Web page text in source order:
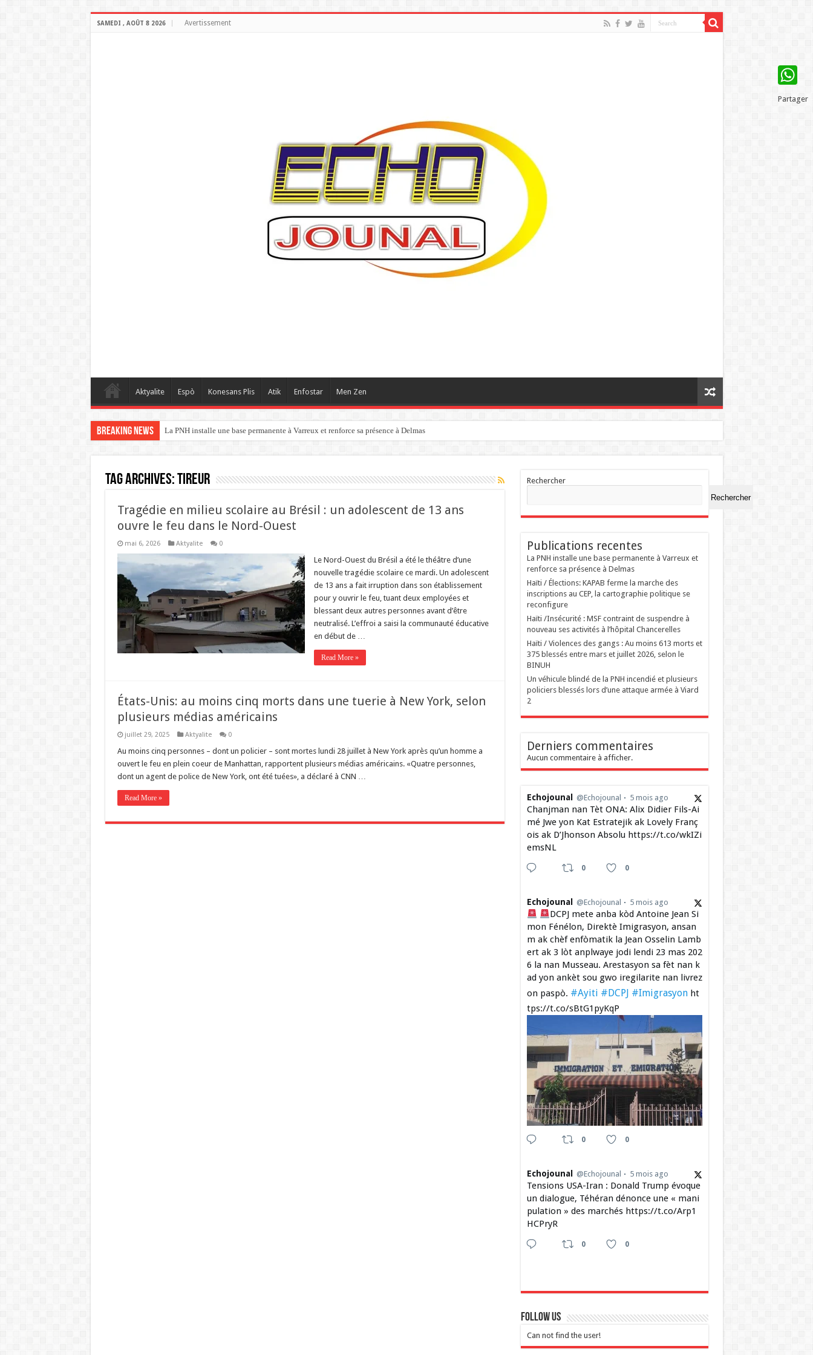
SAMEDI , AOÛT 8 2026 Avertissement
Aktyalite Espò Konesans Plis Atik Enfostar Men Zen
Breaking News La PNH installe une base permanente à Varreux et renforce sa présence à Delmas
Tag Archives:TIREUR
Tragédie en milieu scolaire au Brésil : un adolescent de 13 ans
ouvre le feu dans le Nord-Ouest
mai 6, 2026 Aktyalite 0
Le Nord-Ouest du Brésil a été le théâtre d’une
nouvelle tragédie scolaire ce mardi. Un adolescent
de 13 ans a fait irruption dans son établissement
pour y ouvrir le feu, tuant deux employées et
blessant deux autres personnes avant d’être
neutralisé. L’effroi a saisi la communauté éducative
en début de …
Read More »
États-Unis: au moins cinq morts dans une tuerie à New York, selon
plusieurs médias américains
juillet 29, 2025 Aktyalite 0
Au moins cinq personnes – dont un policier – sont mortes lundi 28 juillet à New York après qu’un homme a
ouvert le feu en plein coeur de Manhattan, rapportent plusieurs médias américains. «Quatre personnes,
dont un agent de police de New York, ont été tuées», a déclaré à CNN …
Read More »
Rechercher
Rechercher
Publications recentes
La PNH installe une base permanente à Varreux et
renforce sa présence à Delmas
Haïti / Élections: KAPAB ferme la marche des
inscriptions au CEP, la cartographie politique se
reconfigure
Haïti /Insécurité : MSF contraint de suspendre à
nouveau ses activités à l’hôpital Chancerelles
Haïti / Violences des gangs : Au moins 613 morts et
375 blessés entre mars et juillet 2026, selon le
BINUH
Un véhicule blindé de la PNH incendié et plusieurs
policiers blessés lors d’une attaque armée à Viard
2
Derniers commentaires
Aucun commentaire à afficher.
Echojounal @Echojounal 5 mois ago
Chanjman nan Tèt ONA: Alix Didier Fils-Ai
mé Jwe yon Kat Estratejik ak Lovely Franç
ois ak D’Jhonson Absolu https://t.co/wkIZi
emsNL
0 0
Echojounal @Echojounal 5 mois ago
DCPJ mete anba kòd Antoine Jean Si
mon Fénélon, Direktè Imigrasyon, ansan
m ak chèf enfòmatik la Jean Osselin Lamb
ert ak 3 lòt anplwaye jodi lendi 23 mas 202
6 la nan Musseau. Arestasyon sa fèt nan k
ad yon ankèt sou gwo iregilarite nan livrez
on paspò. #Ayiti #DCPJ #Imigrasyonht
tps://t.co/sBtG1pyKqP
0 0
Echojounal @Echojounal 5 mois ago
Tensions USA-Iran : Donald Trump évoque
un dialogue, Téhéran dénonce une « mani
pulation » des marchés https://t.co/Arp1
HCPryR
0 0
Follow Us
Can not find the user!
WhatsApp
Partager